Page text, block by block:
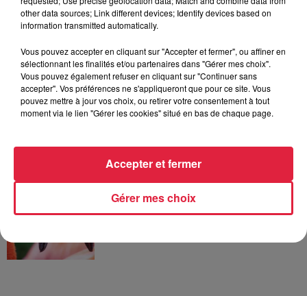
À Hoerdt, de l’eau brune sort des
robinets
6 août 2026
Tags antisémites à Strasbourg :
Catherine Trautmann réagit
Au zoo de Mulhouse : rencontre
avec les flamants rouges
other data sources; Link different devices; Identify devices based on
information transmitted automatically.
Vous pouvez accepter en cliquant sur "Accepter et fermer", ou affiner en
sélectionnant les finalités et/ou partenaires dans "Gérer mes choix".
Vous pouvez également refuser en cliquant sur "Continuer sans
accepter". Vos préférences ne s'appliqueront que pour ce site. Vous
pouvez mettre à jour vos choix, ou retirer votre consentement à tout
moment via le lien "Gérer les cookies" situé en bas de chaque page.
Gérer mes choix
Accepter et fermer